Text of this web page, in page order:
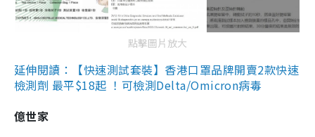
點擊圖片放大
延伸閱讀：【快速測試套裝】香港口罩品牌開賣2款快速
檢測劑 最平$18起 ！可檢測Delta/Omicron病毒
億世家